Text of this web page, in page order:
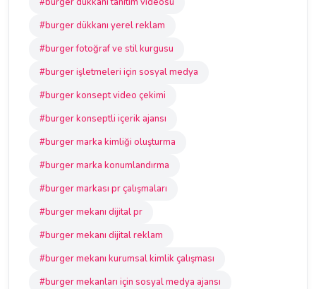
#burger dükkanı yerel reklam
#burger fotoğraf ve stil kurgusu
#burger işletmeleri için sosyal medya
#burger konsept video çekimi
#burger konseptli içerik ajansı
#burger marka kimliği oluşturma
#burger marka konumlandırma
#burger markası pr çalışmaları
#burger mekanı dijital pr
#burger mekanı dijital reklam
#burger mekanı kurumsal kimlik çalışması
#burger mekanları için sosyal medya ajansı